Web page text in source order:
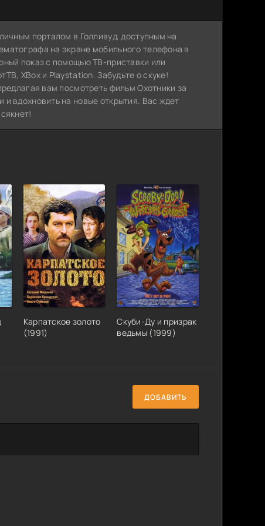
порталом в Голливуд, доступным на
на экране мобильного телефона в
показ с помощью ТВ-приставки или
XBox и Playstation. Забудьте о скуке!
вам посмотреть фильм Охотники за
вдохновить на новые открытия. Вас ждет
Карпатское золото
(1991)
Скуби-Ду и призрак
ведьмы (1999)
ДОБАВИТЬ